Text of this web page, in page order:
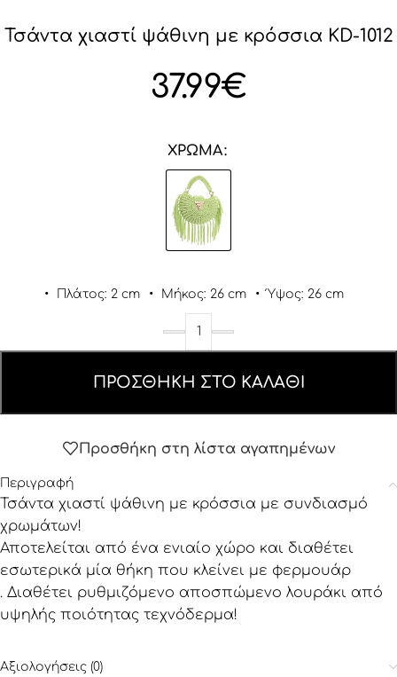
Τσάντα χιαστί ψάθινη με κρόσσια KD-1012
37.99€
ΧΡΏΜΑ
• Πλάτος: 2 cm • Μήκος: 26 cm • Ύψος: 26 cm
ΠΡΟΣΘΉΚΗ ΣΤΟ ΚΑΛΆΘΙ
Προσθήκη στη λίστα αγαπημένων
Περιγραφή
Τσάντα χιαστί ψάθινη με κρόσσια με συνδιασμό
χρωμάτων!
Αποτελείται από ένα ενιαίο χώρο και διαθέτει
εσωτερικά μία θήκη που κλείνει με φερμουάρ
. Διαθέτει ρυθμιζόμενο αποσπώμενο λουράκι από
υψηλής ποιότητας τεχνόδερμα!
Αξιολογήσεις (0)